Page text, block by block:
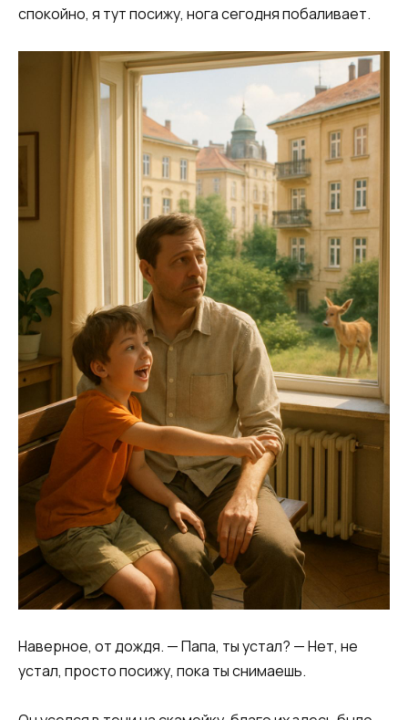
спокойно, я тут посижу, нога сегодня побаливает.
Наверное, от дождя. — Папа, ты устал? — Нет, не
устал, просто посижу, пока ты снимаешь.